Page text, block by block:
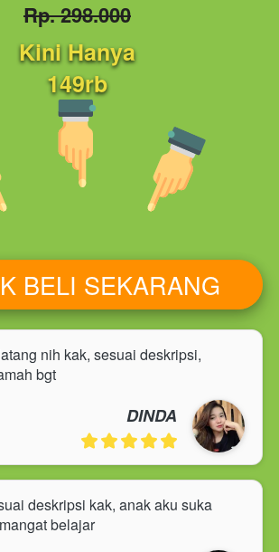
Rp. 298.000
Kini Hanya
149rb
BELI SEKARANG
nih kak, sesuai deskripsi,
bgt
DINDA
deskripsi kak, anak aku suka
belajar